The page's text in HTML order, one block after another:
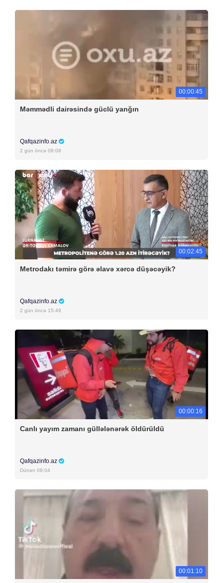
00:00:45
Məmmədli dairəsində güclü yanğın
Qafqazinfo.az
2 gün öncə 08:08
00:02:45
Metrodakı təmirə görə əlavə xərcə düşəcəyik?
Qafqazinfo.az
2 gün öncə 15:49
00:00:16
Canlı yayım zamanı güllələnərək öldürüldü
Qafqazinfo.az
Dünən 08:04
00:01:10